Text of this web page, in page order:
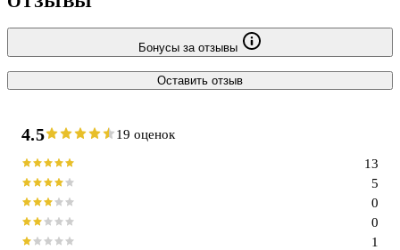
Бонусы за отзывы
Оставить отзыв
4.5 19 оценок
1
0
0
5
13